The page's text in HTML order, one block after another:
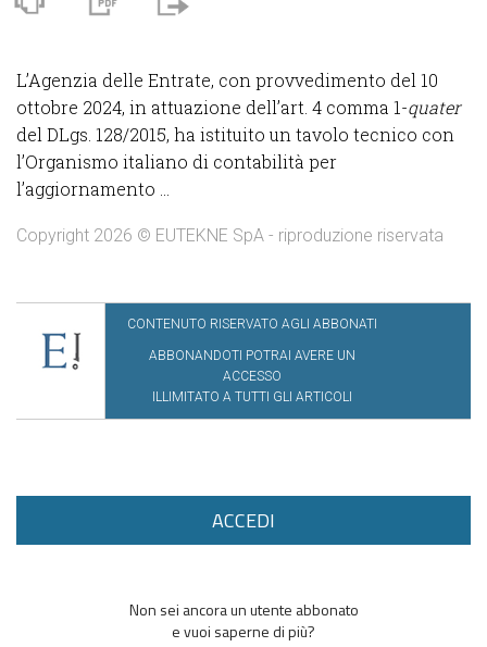
L’Agenzia delle Entrate, con provvedimento del 10
ottobre 2024, in attuazione dell’art. 4 comma 1-quater
del DLgs. 128/2015, ha istituito un tavolo tecnico con
l’Organismo italiano di contabilità per
l’aggiornamento ...
Copyright 2026 © EUTEKNE SpA - riproduzione riservata
CONTENUTO RISERVATO AGLI ABBONATI
ABBONANDOTI POTRAI AVERE UN
ACCESSO
ILLIMITATO A TUTTI GLI ARTICOLI
ACCEDI
Non sei ancora un utente abbonato
e vuoi saperne di più?